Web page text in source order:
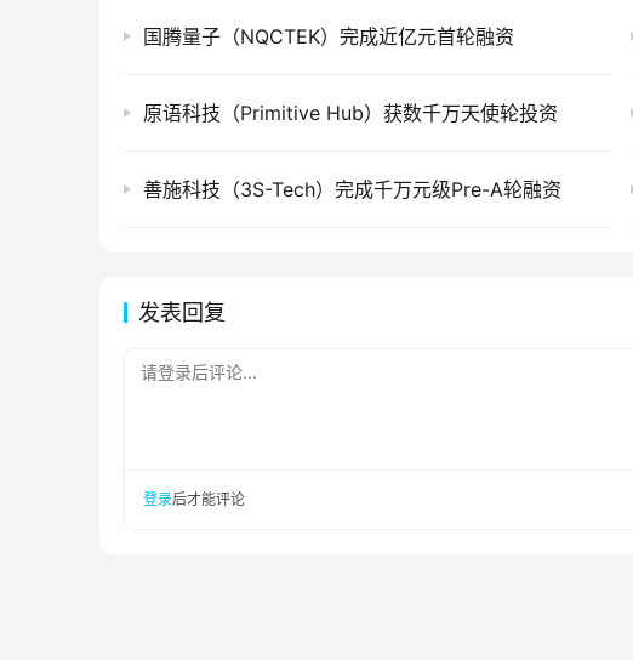
国腾量子（NQCTEK）完成近亿元首轮融资
原语科技（Primitive Hub）获数千万天使轮投资
善施科技（3S-Tech）完成千万元级Pre-A轮融资
发表回复
请登录后评论...
登录后才能评论